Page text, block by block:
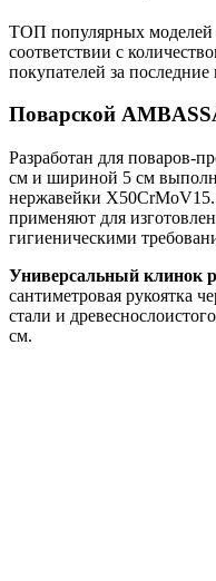
ТОП популярных моделей
соответствии с
покупателей за последние
Поварской
Разработан для поваров-
см и шириной 5 см
нержавейки X50CrMoV15.
применяют для
гигиеническими
Универсальный клинок
сантиметровая рукоятка
стали и
см.